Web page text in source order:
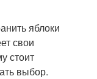
яблоки
свои
стоит
выбор.